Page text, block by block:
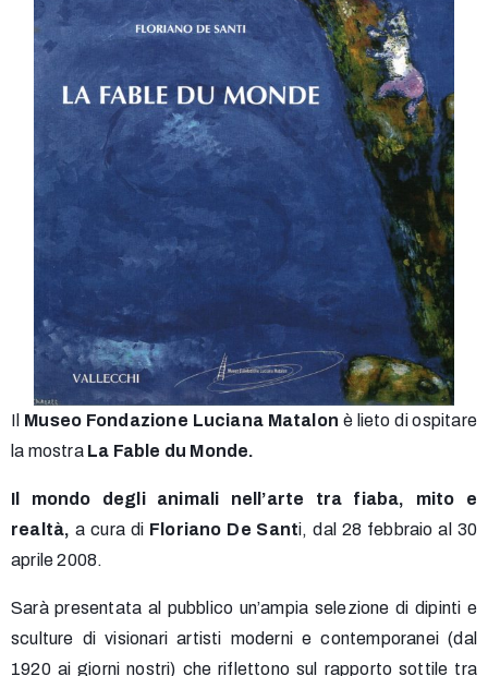
Il Museo Fondazione Luciana Matalon è lieto di ospitare
la mostra La Fable du Monde.
Il mondo degli animali nell’arte tra fiaba, mito e
realtà, a cura di Floriano De Santi, dal 28 febbraio al 30
aprile 2008.
Sarà presentata al pubblico un’ampia selezione di dipinti e
sculture di visionari artisti moderni e contemporanei (dal
1920 ai giorni nostri) che riflettono sul rapporto sottile tra